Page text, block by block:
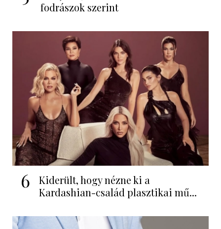
fodrászok szerint
6
Kiderült, hogy nézne ki a
Kardashian-család plasztikai mű...